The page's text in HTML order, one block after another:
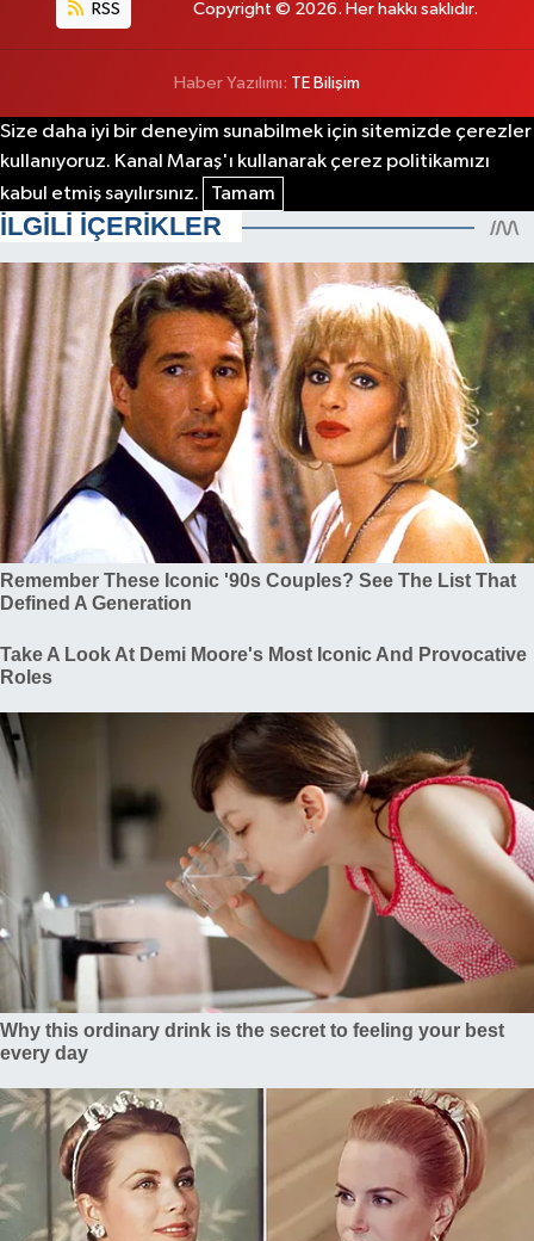
RSS Copyright © 2026. Her hakkı saklıdır.
Haber Yazılımı: TE Bilişim
Size daha iyi bir deneyim sunabilmek için sitemizde çerezler
kullanıyoruz. Kanal Maraş'ı kullanarak çerez politikamızı
kabul etmiş sayılırsınız.
Tamam